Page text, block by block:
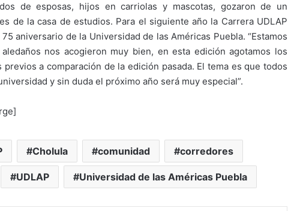
de esposas, hijos en carriolas y mascotas, gozaron de un
de la casa de estudios. Para el siguiente año la Carrera UDLAP
aniversario de la Universidad de las Américas Puebla. “Estamos
nos acogieron muy bien, en esta edición agotamos los
a comparación de la edición pasada. El tema es que todos
y sin duda el próximo año será muy especial”.
Cholula comunidad corredores
UDLAP Universidad de las Américas Puebla